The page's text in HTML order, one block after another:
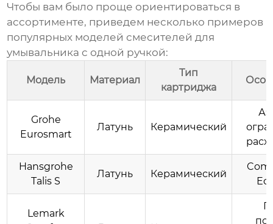
Чтобы вам было проще ориентироваться в
ассортименте, приведем несколько примеров
популярных моделей смесителей для
умывальника с одной ручкой:
Модель Материал
Тип
картриджа
Grohe
Eurosmart
Латунь Керамический
Hansgrohe
Talis S
Латунь Керамический
Lemark